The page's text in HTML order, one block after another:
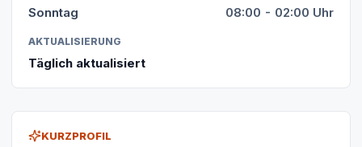
KURZPROFIL
Sonntag
08:00 - 02:00 Uhr
AKTUALISIERUNG
Täglich aktualisiert